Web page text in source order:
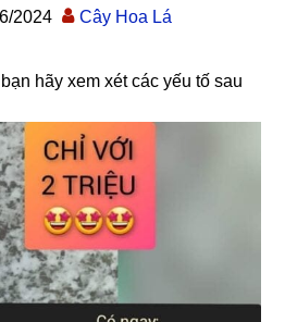
2024 Cây Hoa Lá
hãy xem xét các yếu tố sau